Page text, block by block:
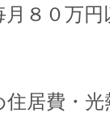
８０万円
住居費・